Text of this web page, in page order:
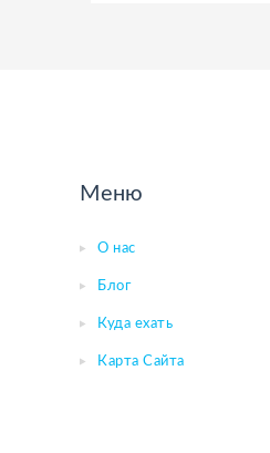
Меню
О нас
Блог
Куда ехать
Карта Сайта